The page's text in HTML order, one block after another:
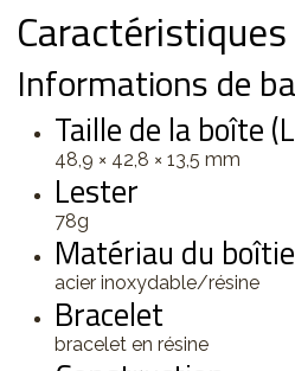
Caractéristiques
Informations de
Taille de la boîte
48,9 × 42,8 × 13,5 mm
Lester
78g
Matériau du
acier inoxydable/résine
Bracelet
bracelet en résine